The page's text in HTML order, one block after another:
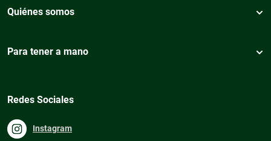
Quiénes somos
Para tener a mano
Redes Sociales
Instagram